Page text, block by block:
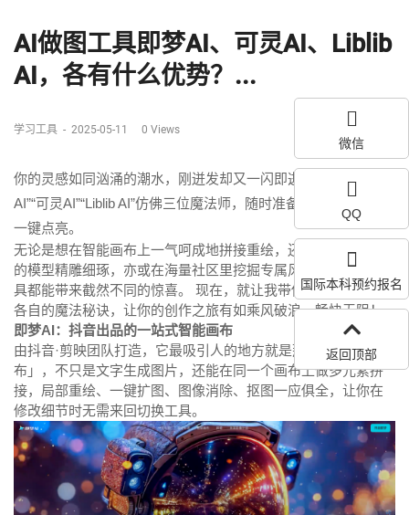
AI做图工具即梦AI、可灵AI、Liblib
AI，各有什么优势？...
学习工具 - 2025-05-11 0 Views
你的灵感如同汹涌的潮水，刚迸发却又一闪即逝；眼前，“即梦
AI”“可灵AI”“Liblib AI”仿佛三位魔法师，随时准备将你的脑海画面
一键点亮。
无论是想在智能画布上一气呵成地拼接重绘，还是用最懂中文
的模型精雕细琢，亦或在海量社区里挖掘专属风格，这三款工
具都能带来截然不同的惊喜。 现在，就让我带你一起揭开它们
各自的魔法秘诀，让你的创作之旅有如乘风破浪，畅快无阻！
即梦AI：抖音出品的一站式智能画布
由抖音·剪映团队打造，它最吸引人的地方就是那块「智能画
布」，不只是文字生成图片，还能在同一个画布上做多元素拼
接，局部重绘、一键扩图、图像消除、抠图一应俱全，让你在
修改细节时无需来回切换工具。
微信
QQ
国际本科预约报名
返回顶部